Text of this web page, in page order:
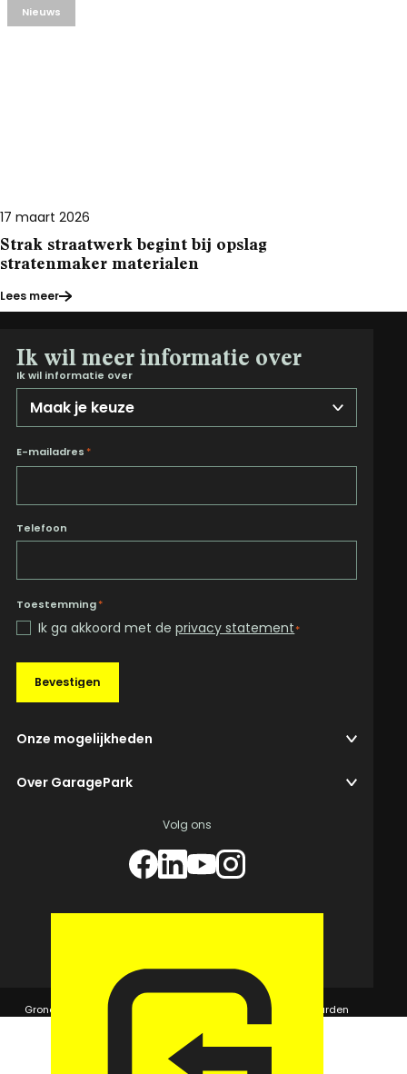
17 maart 2026
Strak straatwerk begint bij opslag
stratenmaker materialen
Lees meer
Nieuws
Ik wil meer informatie over
Ik wil informatie over
E-mailadres *
Telefoon
Toestemming*
Ik ga akkoord met deprivacy statement*
Bevestigen
Onze mogelijkheden
Over GaragePark
Volg ons
© 2026 GaragePark.
Grondposities
365Beheer & GaragePark Algemene voorwaarden